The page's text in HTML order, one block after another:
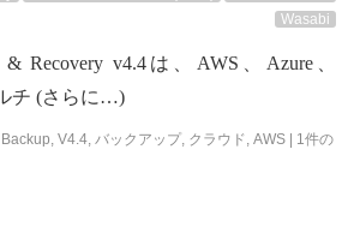
Wasabi
Recovery v4.4は、AWS、Azure、
チ (さらに…)
, V4.4, バックアップ, クラウド, AWS
1件の